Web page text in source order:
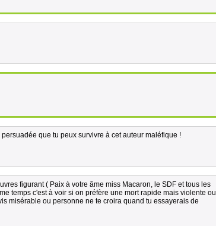
que tu peux survivre à cet auteur maléfique !
figurant ( Paix à votre âme miss Macaron, le SDF et tous les
temps c'est à voir si on préfère une mort rapide mais violente ou
misérable ou personne ne te croira quand tu essayerais de